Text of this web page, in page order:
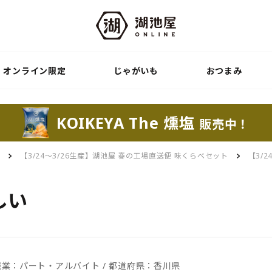
オンライン限定 じゃがいも おつまみ
KOIKEYA The 燻塩 販売中！
【3/24～3/26生産】湖池屋 春の工場直送便 味くらべセット 【3/
い
：パート・アルバイト / 都道府県：香川県